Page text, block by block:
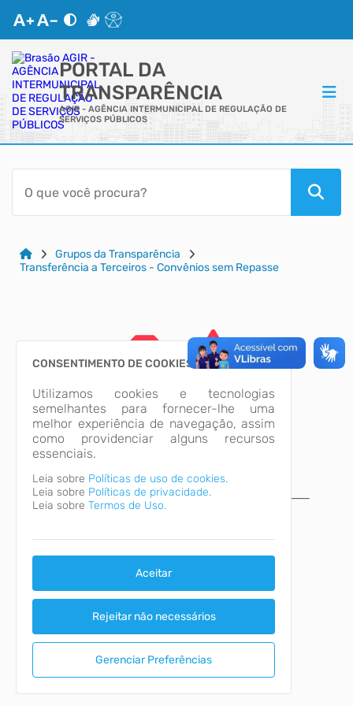
PORTAL DA
TRANSPARÊNCIA
AGIR - AGÊNCIA INTERMUNICIPAL DE REGULAÇÃO DE
SERVIÇOS PÚBLICOS
ACESSO RÁPIDO
Acessibilidade
CidadãoGrupos da Transparência
Transferência a Terceiros - Convênios sem Repasse
A página não foi
encontrada!
Desculpe, a página que você procura não
existe ou está em manutenção.
Voltar para o início
CONSENTIMENTO DE COOKIES
Utilizamos cookies e tecnologias
semelhantes para fornecer-lhe uma
melhor experiência de navegação, assim
como providenciar alguns recursos
essenciais.
Leia sobre Políticas de uso de cookies.
Leia sobre Políticas de privacidade.
Leia sobre Termos de Uso.
Aceitar
Rejeitar não necessários
Gerenciar Preferências